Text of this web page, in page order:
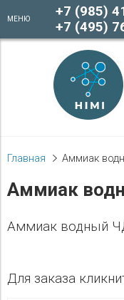
МЕНЮ
+7 (985)
+7 (495)
Главная Аммиак
Аммиак
Аммиак водный
Для заказа